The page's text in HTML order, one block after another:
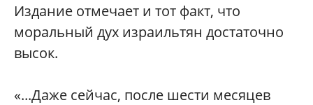
Издание отмечает и тот факт, что
моральный дух израильтян достаточно
высок.
«...Даже сейчас, после шести месяцев